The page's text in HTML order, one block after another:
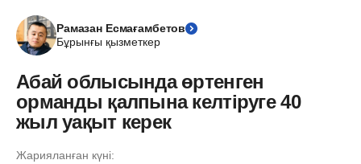
Рамазан Есмағамбетов
Бұрынғы қызметкер
Абай облысында өртенген
орманды қалпына келтіруге 40
жыл уақыт керек
Жарияланған күні: